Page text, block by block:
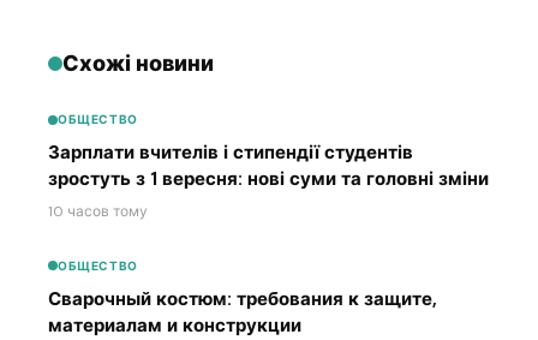
Схожі новини
ОБЩЕСТВО
Зарплати вчителів і стипендії студентів
зростуть з 1 вересня: нові суми та головні зміни
10 часов тому
ОБЩЕСТВО
Сварочный костюм: требования к защите,
материалам и конструкции